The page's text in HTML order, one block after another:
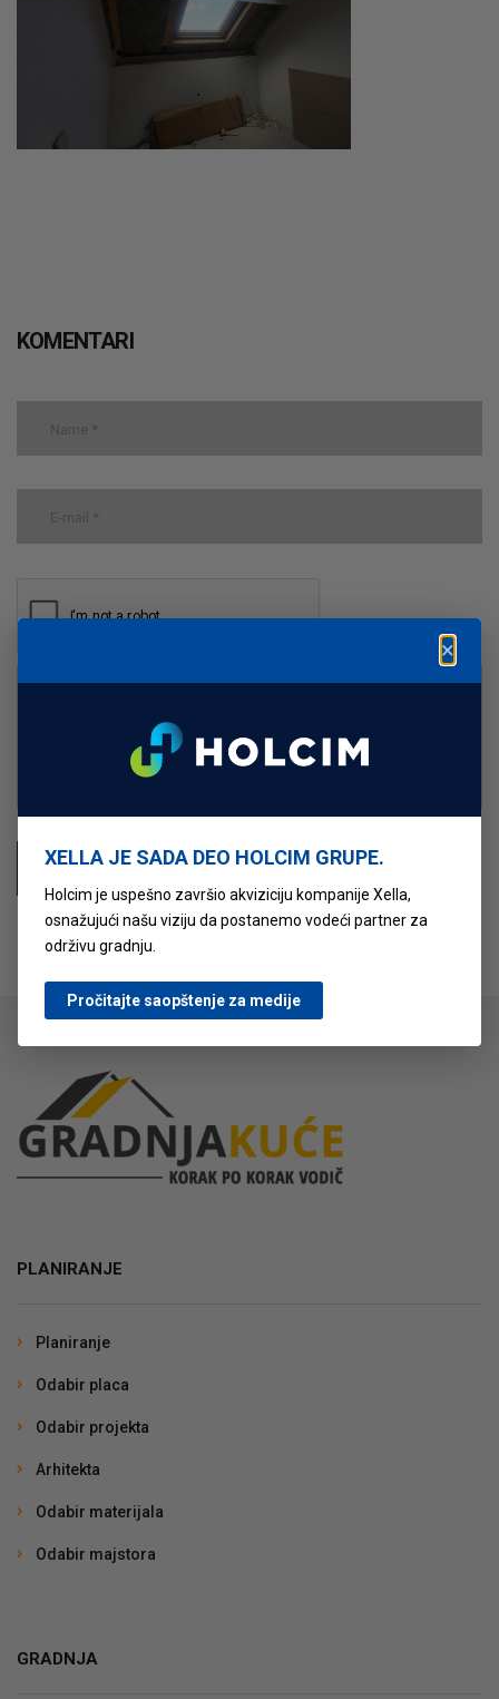
KOMENTARI
Objavi komentar
PLANIRANJE
Planiranje
Odabir placa
Odabir projekta
Arhitekta
Odabir materijala
Odabir majstora
GRADNJA
×
XELLA JE SADA DEO HOLCIM GRUPE.
Holcim je uspešno završio akviziciju kompanije Xella,
osnažujući našu viziju da postanemo vodeći partner za
održivu gradnju.
Pročitajte saopštenje za medije